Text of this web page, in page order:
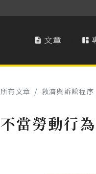
 文章 
所有文章 / 救濟與訴訟程序
不當勞動行